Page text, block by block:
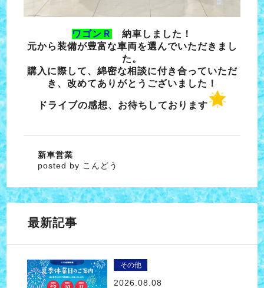
ワゴンＲ
納車しました！
元から装備が豊富な車両を選んでいただきまし
た。
購入に際して、綿密な相談に付き合っていただ
き、改めてありがとうございました！
ドライブの感想、お待ちしております
新車営業
posted by こんどう
最新記事
その他
2026.08.08